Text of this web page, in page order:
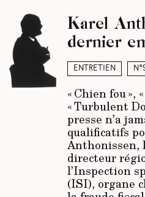
Entretien
Karel
dernier
« Chien fou »,
« Turbulent
presse n’a
qualificatifs
Anthonissen,
directeur
l’Inspection
(ISI), organe